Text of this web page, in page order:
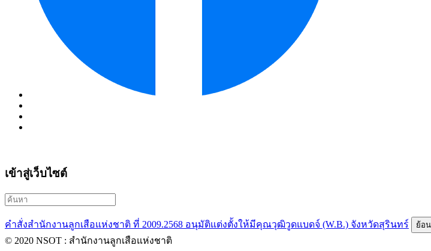
เข้าสู่เว็บไซต์
คำสั่งสำนักงานลูกเสือแห่งชาติ ที่ 2009.2568 อนุมัติแต่งตั้งให้มีคุณวุฒิวูดแบดจ์ (W.B.) จังหวัดสุรินทร์
© 2020 NSOT : สำนักงานลูกเสือแห่งชาติ